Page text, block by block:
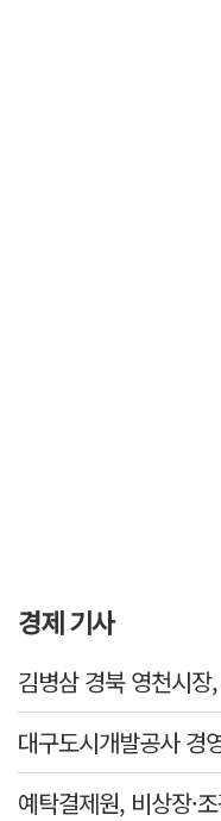
경제 기사